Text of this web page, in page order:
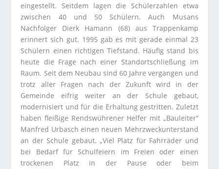
eingestellt. Seitdem lagen die Schülerzahlen etwa
zwischen 40 und 50 Schülern. Auch Musans
Nachfolger Dierk Hamann (68) aus Trappenkamp
erinnert sich gut. 1995 gab es mit gerade einmal 23
Schülern einen richtigen Tiefstand. Häufig stand bis
heute die Frage nach einer Standortschließung im
Raum. Seit dem Neubau sind 60 Jahre vergangen und
trotz aller Fragen nach der Zukunft wird in der
Gemeinde eifrig weiter an der Schule gebaut,
modernisiert und für die Erhaltung gestritten. Zuletzt
haben fleißige Rendswührener Helfer mit „Bauleiter“
Manfred Urbasch einen neuen Mehrzweckunterstand
an der Schule gebaut. „Viel Platz für Fahrräder und
bei Bedarf für Schulfeiern im Freien oder einen
trockenen Platz in der Pause oder beim